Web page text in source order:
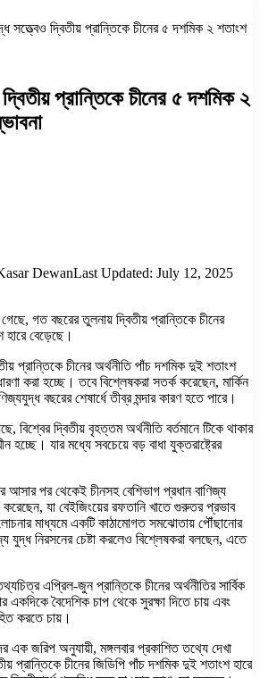
সত্ত্বেও দ্বিতীয় প্রান্তিকে চীনের ৫ দশমিক ২ শতাংশ
প্রান্তিকে চীনের ৫ দশমিক ২
DewanLast Updated: July 12, 2025
গত বছরের তুলনায় দ্বিতীয় প্রান্তিকে চীনের
বেড়েছে।
প্রান্তিকে চীনের অর্থনীতি পাঁচ দশমিক দুই শতাংশ
করা হচ্ছে। তবে বিশ্লেষকরা সতর্ক করেছেন, মার্কিন
বছরের শেষার্ধে তীব্র মন্দার কারণ হতে পারে।
বিশ্বের দ্বিতীয় বৃহত্তম অর্থনীতি বর্তমানে টিকে থাকার
হচ্ছে। যার মধ্যে সবচেয়ে বড় বাধা যুক্তরাষ্ট্রের
আসার পর থেকেই চীনসহ বেশিভাগ প্রধান বাণিজ্য
যা বেইজিংয়ের রফতানি খাতে গুরুতর প্রভাব
মাধ্যমে একটি কাঠামোগত সমঝোতায় পৌঁছানোর
যুদ্ধ নিরসনের চেষ্টা করলেও বিশ্লেষকরা বলছেন, এতে
এপ্রিল-জুন প্রান্তিকে চীনের অর্থনীতির সার্বিক
একদিকে বৈদেশিক চাপ থেকে সুরক্ষা দিতে চায় এবং
করতে চায়।
এক জরিপ অনুযায়ী, মঙ্গলবার প্রকাশিত তথ্যে দেখা
প্রান্তিকে চীনের জিডিপি পাঁচ দশমিক দুই শতাংশ হারে